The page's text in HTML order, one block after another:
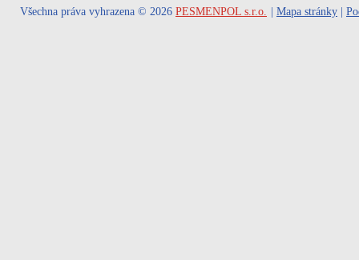
Všechna práva vyhrazena © 2026 PESMENPOL s.r.o. Mapa stránky